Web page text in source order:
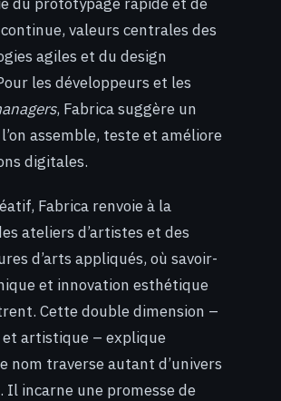
valeurs centrales des
agiles et du design
les développeurs et les
, Fabrica suggère un
assemble, teste et améliore
digitales.
Fabrica renvoie à la
ateliers d’artistes et des
d’arts appliqués, où savoir-
et innovation esthétique
Cette double dimension –
artistique – explique
nom traverse autant d’univers
incarne une promesse de